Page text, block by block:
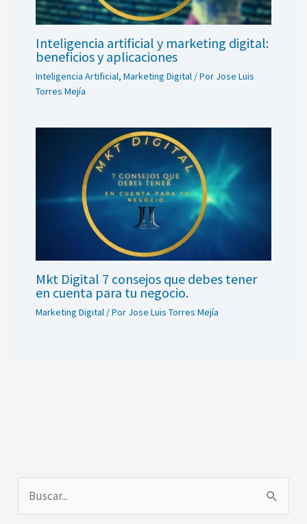
Inteligencia artificial y marketing digital:
beneficios y aplicaciones
Inteligencia Artificial, Marketing Digital/ Por Jose Luis
Torres Mejía
Mkt Digital 7 consejos que debes tener
en cuenta para tu negocio.
Marketing Digital/ Por Jose Luis Torres Mejía
u